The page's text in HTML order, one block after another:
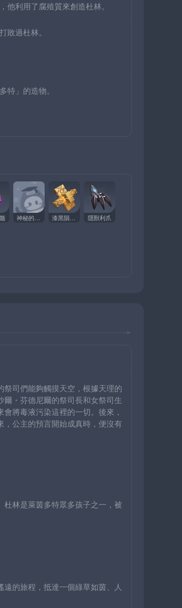
他利用了腐殖質來創造杜林。
敗過杜林。
特」的造物。
隱獸利爪
司們能夠觸摸天空，根據天理的
・芬德尼爾的祭司長和女祭司生
將毒液污染這裡的一切。後來，
公主的預言開始成真時，便沒有
林是萊茵多特眾多孩子之一，被
的旅程，抵達一個綠草如茵、人